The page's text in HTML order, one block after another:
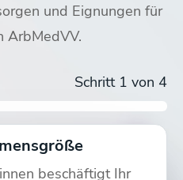
und Eignungen für
ArbMedVV.
Schritt 1 von 4
beschäftigt Ihr